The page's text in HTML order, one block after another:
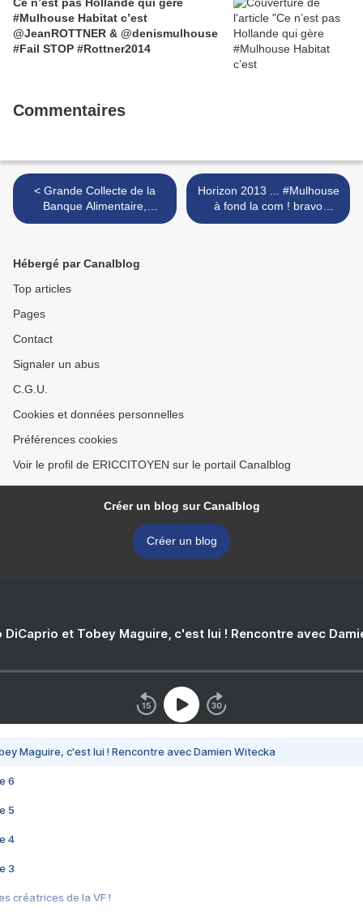
#Mulhouse Habitat c’est
@JeanROTTNER & @denismulhouse
#Fail STOP #Rottner2014
Commentaires
< Grande Collecte de la
Banque Alimentaire,
aujourd'hui et demain... à
Horizon 2013 ... #Mulhouse
à fond la com ! bravo
@JeanRottner merci
Hébergé par Canalblog
Top articles
Pages
Contact
Signaler un abus
C.G.U.
Cookies et données personnelles
Préférences cookies
Voir le profil de ERICCITOYEN sur le portail Canalblog
Créer un blog sur Canalblog
Créer un blog
DiCaprio et Tobey Maguire, c'est lui ! Rencontre avec
Maguire, c'est lui ! Rencontre avec Damien Witecka
6
5
4
3
créatrices de la VF !